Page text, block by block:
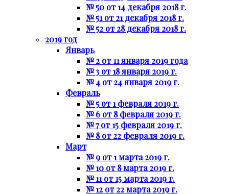
№ 50 от 14 декабря 2018 г.
№ 51 от 21 декабря 2018 г.
№ 52 от 28 декабря 2018 г.
2019 год
Январь
№ 2 от 11 января 2019 года
№ 3 от 18 января 2019 г.
№ 4 от 24 января 2019 г.
Февраль
№ 5 от 1 февраля 2019 г.
№ 6 от 8 февраля 2019 г.
№ 7 от 15 февраля 2019 г.
№ 8 от 22 февраля 2019 г.
Март
№ 9 от 1 марта 2019 г.
№ 10 от 8 марта 2019 г.
№ 11 от 15 марта 2019 г.
№ 12 от 22 марта 2019 г.